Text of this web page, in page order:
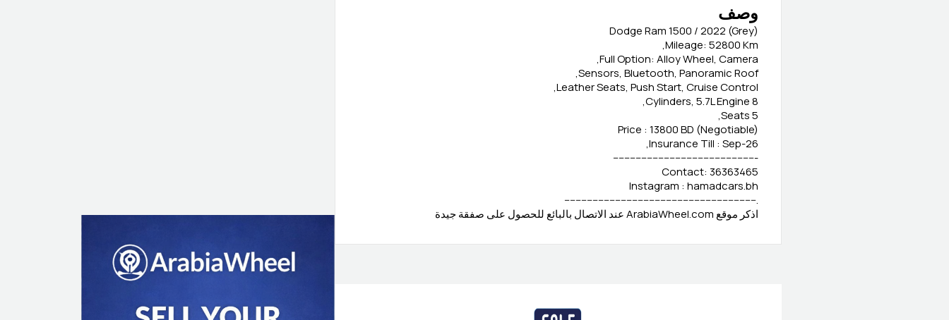
وصف
Dodge Ram 1500 / 2022 (Grey)
Mileage: 52800 Km,
Full Option: Alloy Wheel, Camera,
Sensors, Bluetooth, Panoramic Roof,
Leather Seats, Push Start, Cruise Control,
8 Cylinders, 5.7L Engine,
5 Seats,
Price : 13800 BD (Negotiable)
Insurance Till : Sep-26,
---------------------------------------------------
Contact: 36363465
Instagram : hamadcars.bh
.--------------------------------------------------------------------
اذكر موقع ArabiaWheel.com عند الاتصال بالبائع للحصول على صفقة جيدة